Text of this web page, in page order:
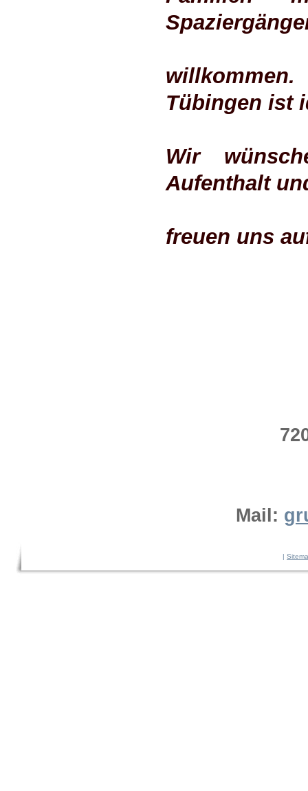
Tübingen ist
Wir
Aufenthalt
freuen uns
Mail:
|